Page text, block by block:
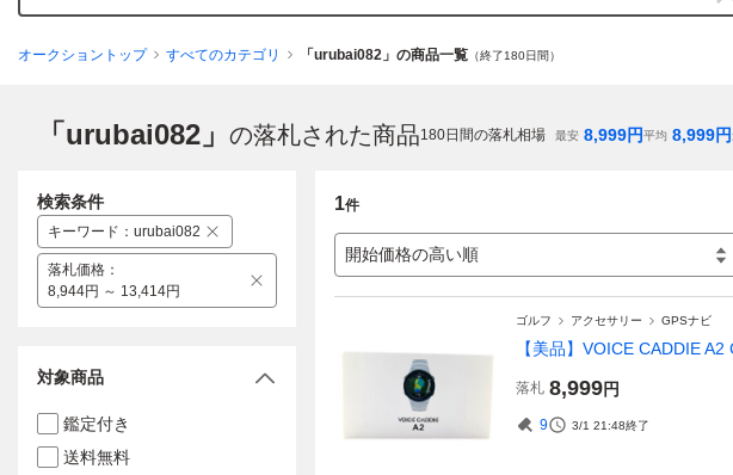
オークショントップ すべてのカテゴリ 「urubai082」の商品一覧 （終了180日間）
「urubai082」 の落札された商品180日間の落札相場 最安 8,999円平均 8,999円
1件
開始価格の高い順
ゴルフ アクセサリー GPSナビ
【美品】VOICE CADDIE
落札 8,999円
9 3/1 21:48終了
検索条件
キーワード ： urubai082
落札価格 ：
8,944円 ～ 13,414円
対象商品
鑑定付き
送料無料